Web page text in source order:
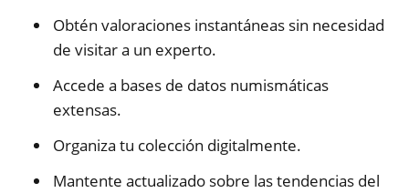
Obtén valoraciones instantáneas sin necesidad
de visitar a un experto.
Accede a bases de datos numismáticas
extensas.
Organiza tu colección digitalmente.
Mantente actualizado sobre las tendencias del